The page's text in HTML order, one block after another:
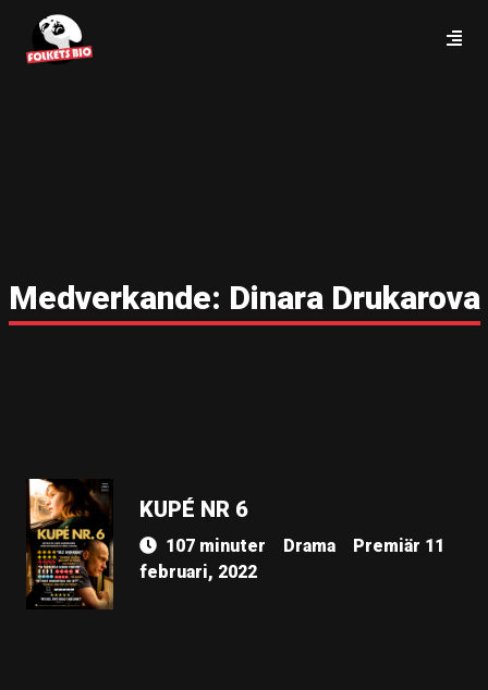
Medverkande: Dinara Drukarova
KUPÉ NR 6
107 minuter Drama
Premiär 11
februari, 2022